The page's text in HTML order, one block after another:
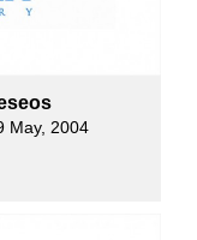
May, 2004